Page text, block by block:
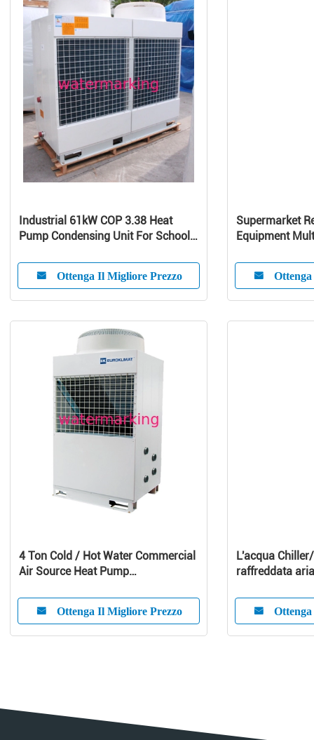
Industrial 61kW COP 3.38 Heat
Pump Condensing Unit For School /
Ottenga Il Migliore Prezzo
Supermarket
Equipment
4 Ton Cold / Hot Water Commercial
Air Source Heat Pump
Ottenga Il Migliore Prezzo
L'acqua
raffreddata
aria